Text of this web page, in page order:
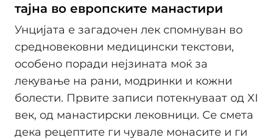
тајна во европските манастири
Унцијата е загадочен лек спомнуван во
средновековни медицински текстови,
особено поради нејзината моќ за
лекување на рани, модринки и кожни
болести. Првите записи потекнуваат од XI
век, од манастирски лековници. Се смета
дека рецептите ги чувале монасите и ги